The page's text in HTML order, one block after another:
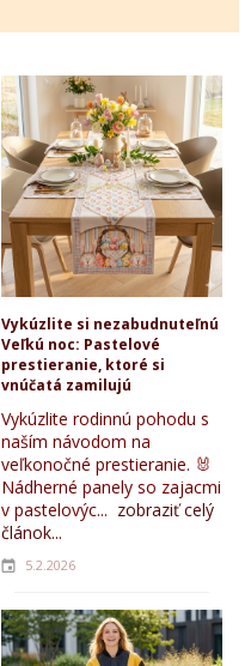
Vykúzlite si nezabudnuteľnú
Veľkú noc: Pastelové
prestieranie, ktoré si
vnúčatá zamilujú
Vykúzlite rodinnú pohodu s
naším návodom na
veľkonočné prestieranie. 🐰
Nádherné panely so zajacmi
v pastelovýc... zobraziť celý
článok...
5.2.2026